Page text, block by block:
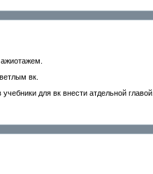
вк.
для вк внести атдельной главой.